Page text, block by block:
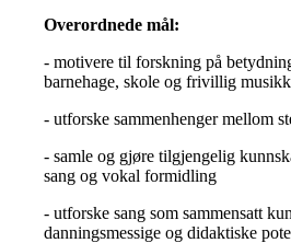
Overordnede mål:
- motivere til forskning på
barnehage, skole og frivillig
- utforske sammenhenger mellom
- samle og gjøre tilgjengelig
sang og vokal formidling
- utforske sang som sammensatt
danningsmessige og didaktiske